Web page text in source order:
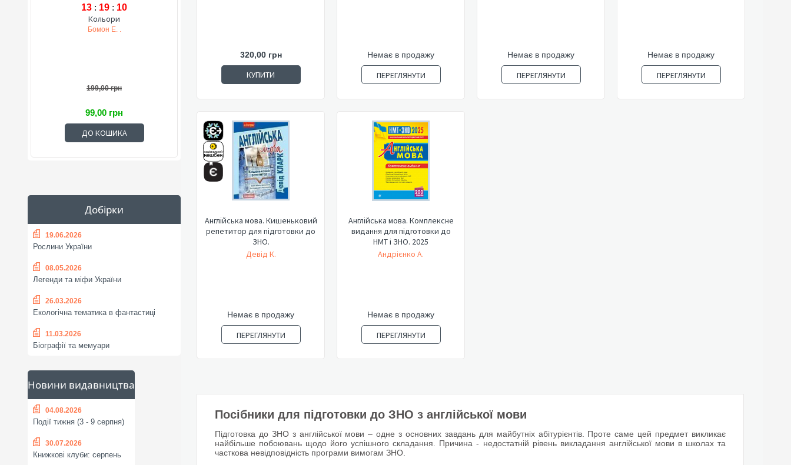
13 : 19 : 09
Кольори
Бомон Е. .
199,00 грн
99,00 грн
ДО КОШИКА
Добірки
19.06.2026
Рослини України
08.05.2026
Легенди та міфи України
26.03.2026
Екологічна тематика в фантастиці
11.03.2026
Біографії та мемуари
Новини видавництва
04.08.2026
Події тижня (3 - 9 серпня)
30.07.2026
Книжкові клуби: серпень
320,00 грн
КУПИТИ
Немає в продажу
ПЕРЕГЛЯНУТИ
Немає в продажу
ПЕРЕГЛЯНУТИ
Немає в продажу
ПЕРЕГЛЯНУТИ
Англійська мова. Кишеньковий
репетитор для підготовки до
ЗНО.
Девід К.
Немає в продажу
ПЕРЕГЛЯНУТИ
Англійська мова. Комплексне
видання для підготовки до
НМТ і ЗНО. 2025
Андрієнко А.
Немає в продажу
ПЕРЕГЛЯНУТИ
Посібники для підготовки до ЗНО з англійської мови
Підготовка до ЗНО з англійської мови – одне з основних завдань для майбутніх абітурієнтів. Проте саме цей предмет викликає
найбільше побоювань щодо його успішного складання. Причина - недостатній рівень викладання англійської мови в школах та
часткова невідповідність програми вимогам ЗНО.